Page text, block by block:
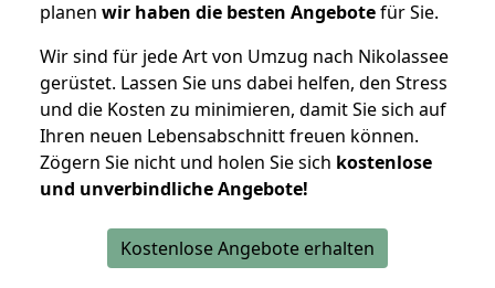
planen wir haben die besten Angebotefür Sie.
Wir sind für jede Art von Umzug nach Nikolassee
gerüstet. Lassen Sie uns dabei helfen, den Stress
und die Kosten zu minimieren, damit Sie sich auf
Ihren neuen Lebensabschnitt freuen können.
Zögern Sie nicht und holen Sie sich kostenlose
und unverbindliche Angebote!
Kostenlose Angebote erhalten